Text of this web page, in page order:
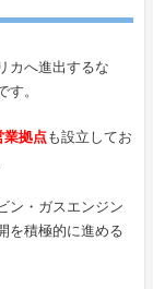
カへ進出するな
。
業拠点も設立してお
ン・ガスエンジン
を積極的に進める